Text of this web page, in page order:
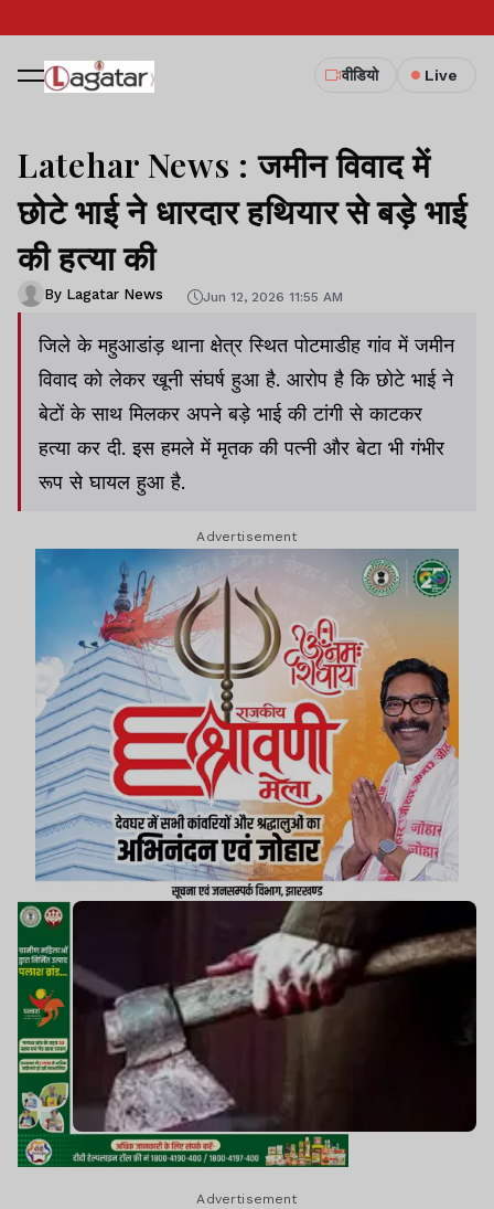
वीडियो Live
Latehar News : जमीन विवाद में
छोटे भाई ने धारदार हथियार से बड़े भाई
की हत्या की
By Lagatar News Jun 12, 2026 11:55 AM
जिले के महुआडांड़ थाना क्षेत्र स्थित पोटमाडीह गांव में जमीन
विवाद को लेकर खूनी संघर्ष हुआ है. आरोप है कि छोटे भाई ने
बेटों के साथ मिलकर अपने बड़े भाई की टांगी से काटकर
हत्या कर दी. इस हमले में मृतक की पत्नी और बेटा भी गंभीर
रूप से घायल हुआ है.
Advertisement
Advertisement